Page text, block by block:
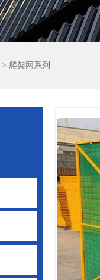
> 爬架网系列